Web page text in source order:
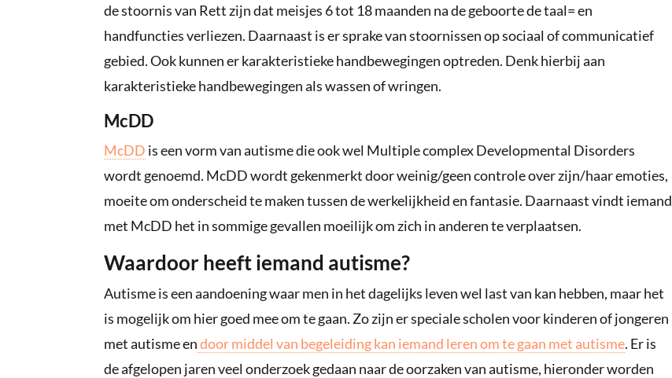
de stoornis van Rett zijn dat meisjes 6 tot 18 maanden na de geboorte de taal= en
handfuncties verliezen. Daarnaast is er sprake van stoornissen op sociaal of communicatief
gebied. Ook kunnen er karakteristieke handbewegingen optreden. Denk hierbij aan
karakteristieke handbewegingen als wassen of wringen.
McDD
McDD is een vorm van autisme die ook wel Multiple complex Developmental Disorders
wordt genoemd. McDD wordt gekenmerkt door weinig/geen controle over zijn/haar emoties,
moeite om onderscheid te maken tussen de werkelijkheid en fantasie. Daarnaast vindt iemand
met McDD het in sommige gevallen moeilijk om zich in anderen te verplaatsen.
Waardoor heeft iemand autisme?
Autisme is een aandoening waar men in het dagelijks leven wel last van kan hebben, maar het
is mogelijk om hier goed mee om te gaan. Zo zijn er speciale scholen voor kinderen of jongeren
met autisme endoor middel van begeleiding kan iemand leren om te gaan met autisme. Er is
de afgelopen jaren veel onderzoek gedaan naar de oorzaken van autisme, hieronder worden